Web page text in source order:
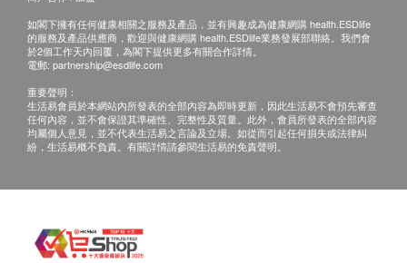
松葉蟹
黑青口
豆類
鷹嘴豆
扁豆
葫蘆巴
豌豆
如閣下擁有任何健康相關之服務及產品，並有興趣成為健康網購 health.ESDlife
的服務及產品供應商，歡迎與健康網購 health.ESDlife業務發展部聯絡。我們會
於2個工作天內回覆，為閣下提供更多有關合作詳情。
電郵: partnership@esdlife.com
重要聲明：
生活易會員於本網站內所發表的全部內容為即時更新，因此生活易不會預先審查
任何內容，並不會保證其準確性、完整性及質量。此外，會員所發表的全部內容
均屬個人意見，並不代表生活易之言論及立場。如從而引起任何損失或法律糾
紛，生活易概不負責。有關詳情請參閱生活易的免責聲明。